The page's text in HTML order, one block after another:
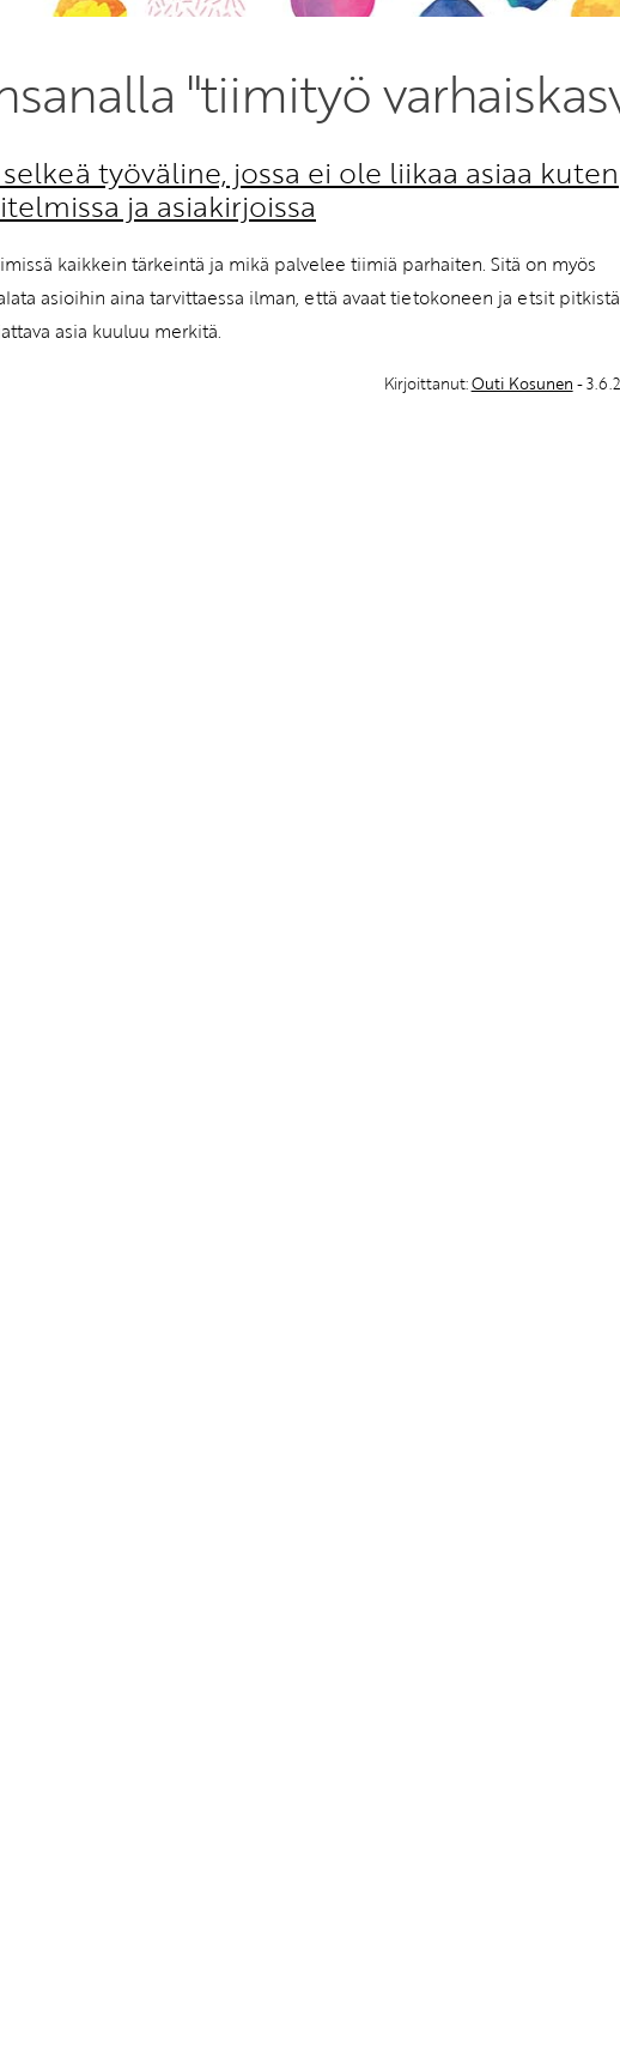
jäsen?
Liity tästä!
"tiimityö
työväline, jossa ei ole liikaa asiaa kuten
ja asiakirjoissa
kaikkein tärkeintä ja mikä palvelee tiimiä parhaiten. Sitä on myös
asioihin aina tarvittaessa ilman, että avaat tietokoneen ja etsit pitkistä
asia kuuluu merkitä.
Kirjoittanut:Outi Kosunen -